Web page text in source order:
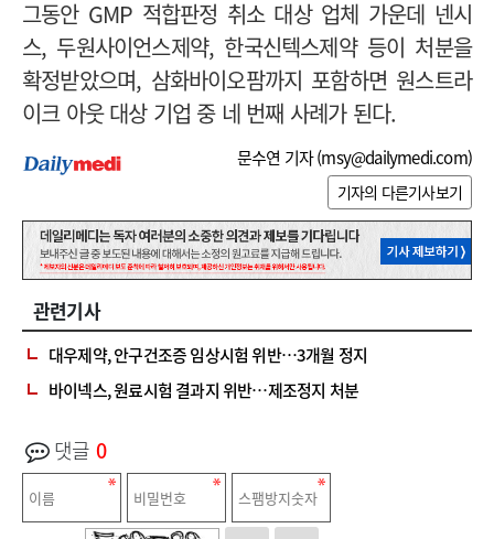
그동안 GMP 적합판정 취소 대상 업체 가운데 넨시
스, 두원사이언스제약, 한국신텍스제약 등이 처분을
확정받았으며, 삼화바이오팜까지 포함하면 원스트라
이크 아웃 대상 기업 중 네 번째 사례가 된다.
문수연 기자 (msy@dailymedi.com)
기자의 다른기사보기
관련기사
대우제약, 안구건조증 임상시험 위반…3개월 정지
바이넥스, 원료시험 결과지 위반…제조정지 처분
댓글 0